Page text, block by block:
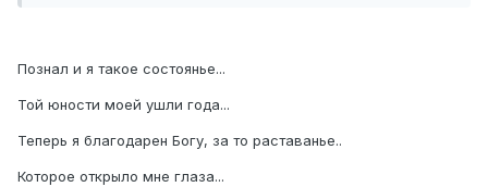
Познал и я такое состоянье...
Той юности моей ушли года...
Теперь я благодарен Богу, за то раставанье..
Которое открыло мне глаза...